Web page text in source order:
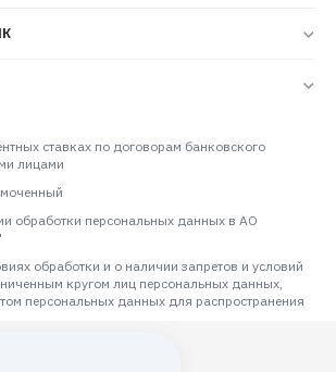
ставках по договорам банковского
лицами
обработки персональных данных в АО
обработки и о наличии запретов и условий
кругом лиц персональных данных,
персональных данных для распространения